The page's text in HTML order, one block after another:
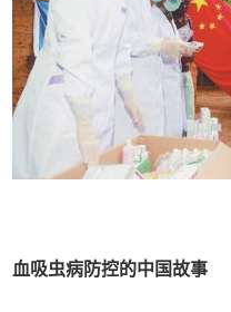
血吸虫病防控的中国故事